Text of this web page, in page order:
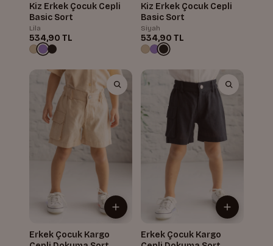
Kiz Erkek Çocuk Cepli
Basic Sort
Lila
534,90 TL
Kiz Erkek Çocuk Cepli
Basic Sort
Siyah
534,90 TL
Erkek Çocuk Kargo
Erkek Çocuk Kargo